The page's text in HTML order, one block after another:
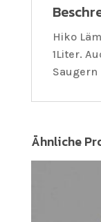
Hiko
1Liter.
Ähnliche